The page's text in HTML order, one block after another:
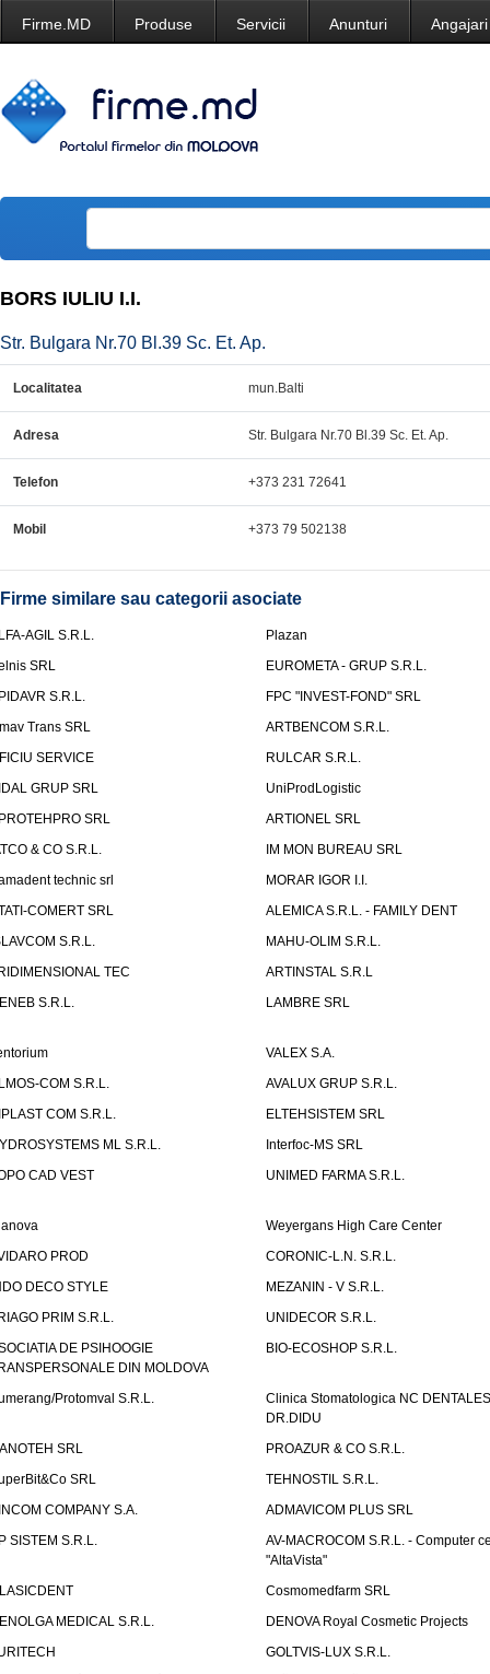
Firme.MD Produse Servicii Anunturi Angajari
BORS IULIU I.I.
Str. Bulgara Nr.70 Bl.39 Sc. Et. Ap.
Localitatea mun.Balti
Adresa Str. Bulgara Nr.70 Bl.39 Sc. Et. Ap.
Telefon +373 231 72641
Mobil +373 79 502138
Firme similare sau categorii asociate
AGIL S.R.L.
Plazan
SRL
EUROMETA - GRUP S.R.L.
S.R.L.
FPC "INVEST-FOND" SRL
Trans SRL
ARTBENCOM S.R.L.
SERVICE
RULCAR S.R.L.
GRUP SRL
UniProdLogistic
SRL
ARTIONEL SRL
& CO S.R.L.
IM MON BUREAU SRL
technic srl
MORAR IGOR I.I.
COMERT SRL
ALEMICA S.R.L. - FAMILY DENT
S.R.L.
MAHU-OLIM S.R.L.
TEC
ARTINSTAL S.R.L
S.R.L.
LAMBRE SRL
VALEX S.A.
COM S.R.L.
AVALUX GRUP S.R.L.
COM S.R.L.
ELTEHSISTEM SRL
ML S.R.L.
Interfoc-MS SRL
CAD VEST
UNIMED FARMA S.R.L.
Weyergans High Care Center
PROD
CORONIC-L.N. S.R.L.
DECO STYLE
MEZANIN - V S.R.L.
PRIM S.R.L.
UNIDECOR S.R.L.
DE PSIHOOGIE
DIN MOLDOVA
BIO-ECOSHOP S.R.L.
Protomval S.R.L.
Clinica Stomatologica NC DENTALES
DR.DIDU
SRL
PROAZUR & CO S.R.L.
SRL
TEHNOSTIL S.R.L.
COMPANY S.A.
ADMAVICOM PLUS SRL
SISTEM S.R.L.
AV-MACROCOM S.R.L. - Computer
"AltaVista"
Cosmomedfarm SRL
MEDICAL S.R.L.
DENOVA Royal Cosmetic Projects
GOLTVIS-LUX S.R.L.